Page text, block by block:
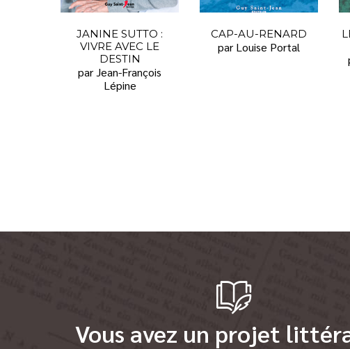
JANINE SUTTO :
VIVRE AVEC LE
DESTIN
par Jean-François
Lépine
CAP-AU-RENARD
par Louise Portal
Vous avez un projet